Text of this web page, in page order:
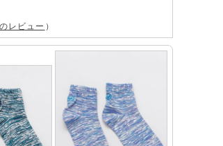
レビュー ）